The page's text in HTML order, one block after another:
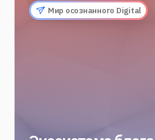
Мир осознанного Digital